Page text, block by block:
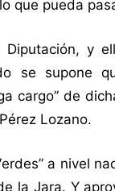
que pueda
y
se supone
cargo” de
Lozano.
a nivel
la Jara. Y